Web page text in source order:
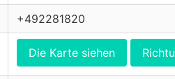
+492281820
Die Karte siehen